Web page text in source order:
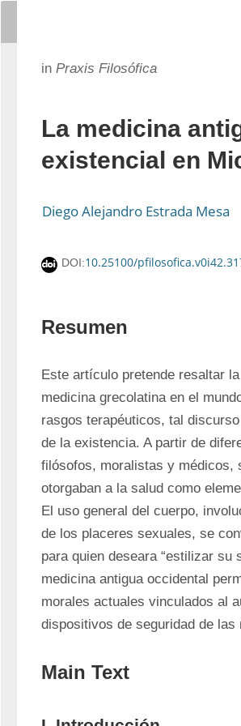
in Praxis Filosófica
La medicina
existencial en
Diego Alejandro Estrada Mesa
DOI:10.25100/
Resumen
Este artículo pretende resaltar
medicina grecolatina en el
rasgos terapéuticos, tal
de la existencia. A partir de
filósofos, moralistas y médicos,
otorgaban a la salud como
El uso general del cuerpo,
de los placeres sexuales, se
para quien deseara “estilizar
medicina antigua occidental
morales actuales vinculados al
dispositivos de seguridad de
Main Text